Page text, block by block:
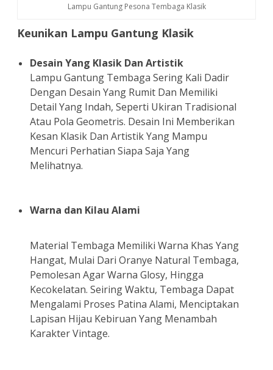
Lampu Gantung Pesona Tembaga Klasik
Keunikan Lampu Gantung Klasik
Desain Yang Klasik Dan Artistik
Lampu Gantung Tembaga Sering Kali Dadir
Dengan Desain Yang Rumit Dan Memiliki
Detail Yang Indah, Seperti Ukiran Tradisional
Atau Pola Geometris. Desain Ini Memberikan
Kesan Klasik Dan Artistik Yang Mampu
Mencuri Perhatian Siapa Saja Yang
Melihatnya.
Warna dan Kilau Alami
Material Tembaga Memiliki Warna Khas Yang
Hangat, Mulai Dari Oranye Natural Tembaga,
Pemolesan Agar Warna Glosy, Hingga
Kecokelatan. Seiring Waktu, Tembaga Dapat
Mengalami Proses Patina Alami, Menciptakan
Lapisan Hijau Kebiruan Yang Menambah
Karakter Vintage.